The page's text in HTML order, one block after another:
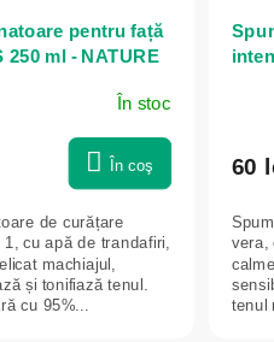
pentru față
250 ml - NATURE
În stoc
În coş
de curățare
cu apă de trandafiri,
machiajul,
și tonifiază tenul.
cu 95%...
60
vera,
tenul